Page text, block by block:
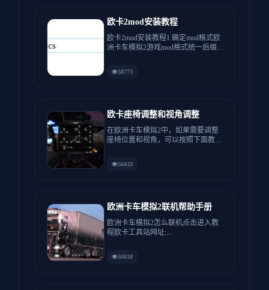
欧卡2mod安装教程
欧卡2mod安装教程1.确定mod格式欧
洲卡车模拟2游戏mod格式统一后缀格
58773
欧卡座椅调整和视角调整
在欧洲卡车模拟2中，如果需要调整
座椅位置和视角，可以按照下面教程
56433
欧洲卡车模拟2联机帮助手册
欧洲卡车模拟2怎么联机点击进入教
程欧卡工具站网址:...
50618